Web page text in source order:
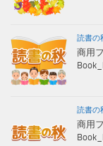
読書の
商用
読書の
商用